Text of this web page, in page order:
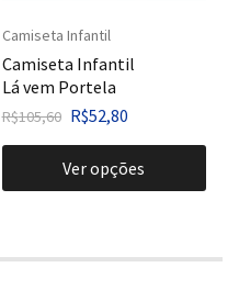
Camiseta Infantil
Camiseta Infantil
Lá vem Portela
R$105,60 R$52,80
Ver opções